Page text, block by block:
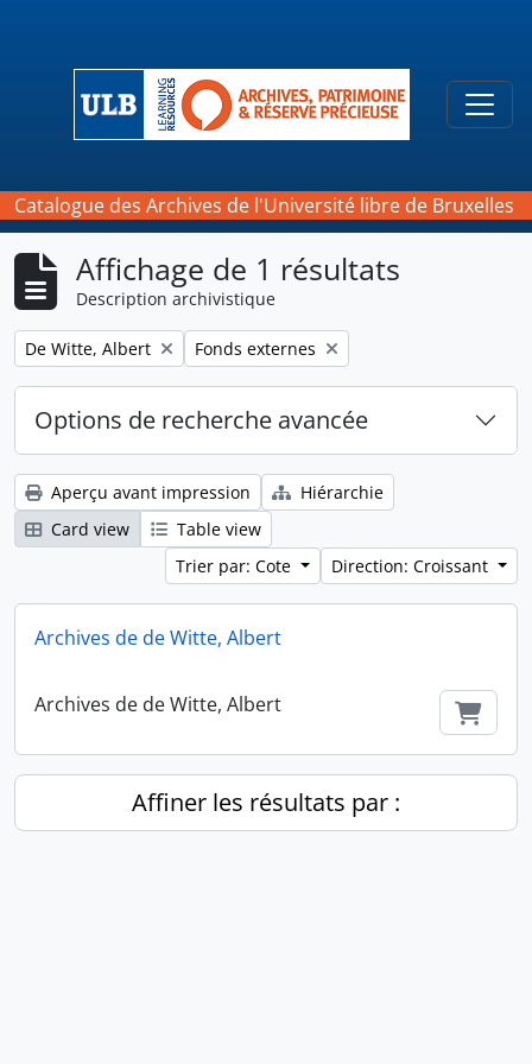
Catalogue des Archives de l'Université libre de Bruxelles
Affichage de 1 résultats
Description archivistique
Remove filter:
De Witte, Albert Remove filter:
Fonds externes
Options de recherche avancée
Aperçu avant impression
Hiérarchie
Card view
Table view
Trier par: Cote
Direction: Croissant
Archives de de Witte, Albert
Archives de de Witte, Albert
Affiner les résultats par :